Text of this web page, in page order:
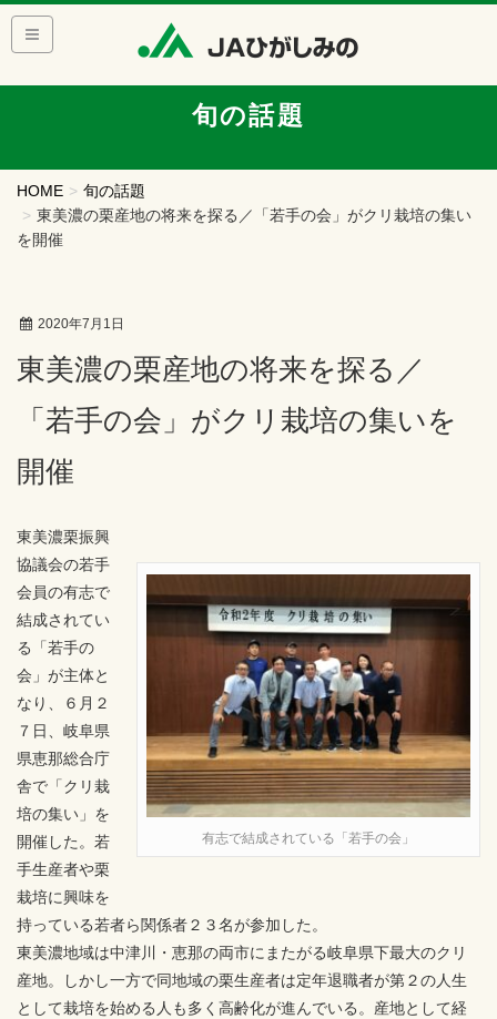
旬の話題
HOME
旬の話題
東美濃の栗産地の将来を探る／「若手の会」がクリ栽培の集い
を開催
2020年7月1日
東美濃の栗産地の将来を探る／
「若手の会」がクリ栽培の集いを
開催
有志で結成されている「若手の会」
東美濃栗振興
協議会の若手
会員の有志で
結成されてい
る「若手の
会」が主体と
なり、６月２
７日、岐阜県
県恵那総合庁
舎で「クリ栽
培の集い」を
開催した。若
手生産者や栗
栽培に興味を
持っている若者ら関係者２３名が参加した。
東美濃地域は中津川・恵那の両市にまたがる岐阜県下最大のクリ
産地。しかし一方で同地域の栗生産者は定年退職者が第２の人生
として栽培を始める人も多く高齢化が進んでいる。産地として経